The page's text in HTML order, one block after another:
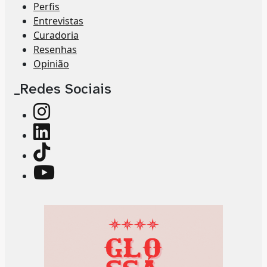
Perfis
Entrevistas
Curadoria
Resenhas
Opinião
_Redes Sociais